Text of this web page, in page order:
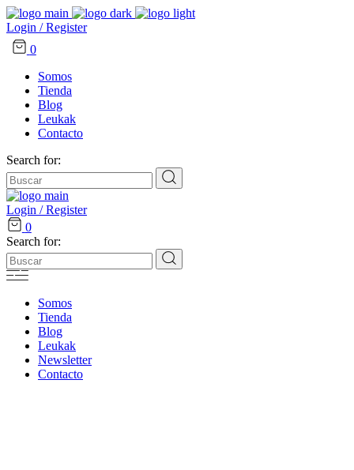
Login / Register
0
Somos
Tienda
Blog
Leukak
Contacto
Search for:
Login / Register
0
Search for:
Somos
Tienda
Blog
Leukak
Newsletter
Contacto